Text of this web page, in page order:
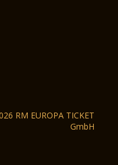
RM EUROPA TICKET
GmbH